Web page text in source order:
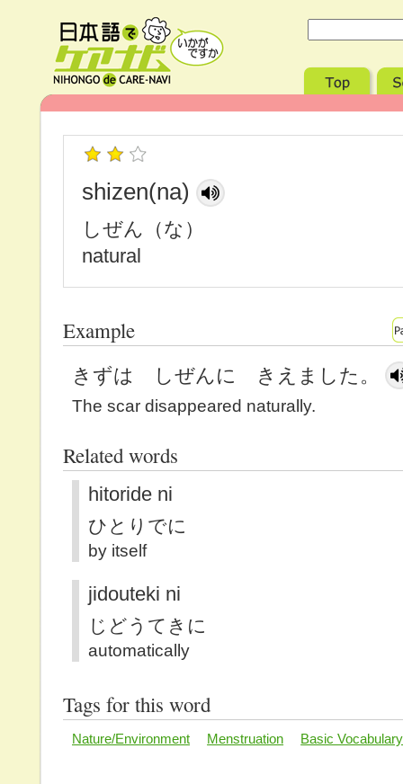
shizen(na)
しぜん（な）
natural
Example
きずは しぜんに きえました。
The scar disappeared naturally.
Related words
hitoride ni
ひとりでに
by itself
jidouteki ni
じどうてきに
automatically
Tags for this word
Nature/Environment Menstruation Basic Vocabulary